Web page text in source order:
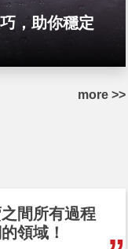
，助你穩定
more >>
間所有過程
領域！